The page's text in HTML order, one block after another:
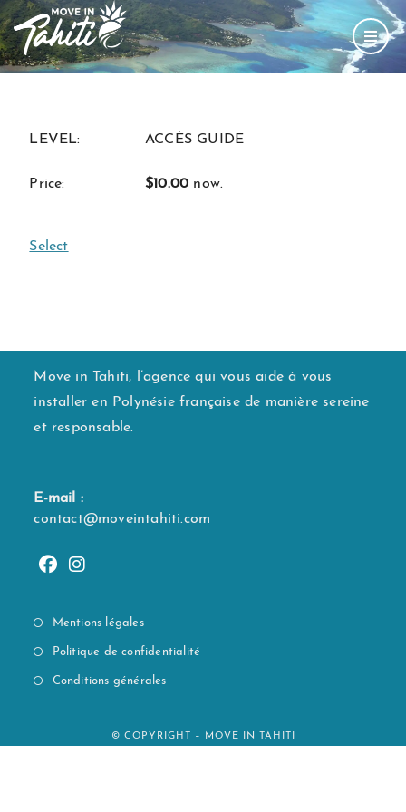
ACCÈS GUIDE
$10.00 now.
Select
Move in Tahiti, l’agence qui vous aide à vous
installer en Polynésie française de manière sereine
et responsable.
E-mail :
contact@moveintahiti.com
Mentions légales
Politique de confidentialité
Conditions générales
© COPYRIGHT – MOVE IN TAHITI